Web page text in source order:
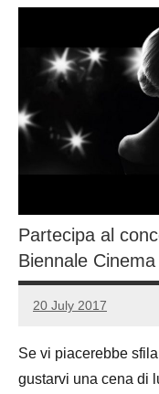
Partecipa al
Biennale
20 July 2017
Luca
No
Se vi piacerebbe
gustarvi una cena di